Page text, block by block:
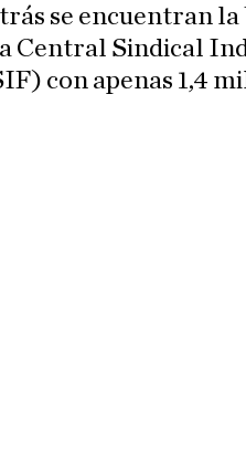
se encuentran
Central Sindical
con apenas 1,4